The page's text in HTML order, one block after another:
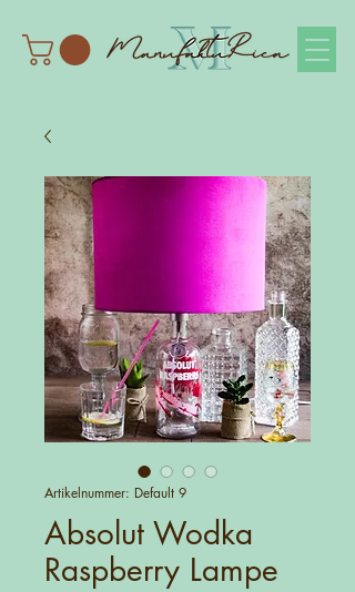
Artikelnummer: Default 9
Absolut Wodka
Raspberry Lampe